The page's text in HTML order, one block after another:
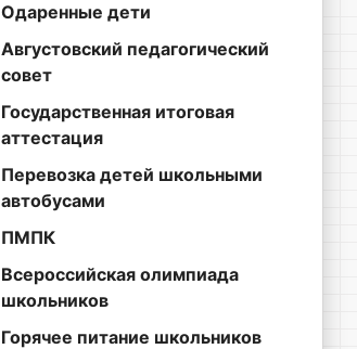
Одаренные дети
Августовский педагогический
совет
Государственная итоговая
аттестация
Перевозка детей школьными
автобусами
ПМПК
Всероссийская олимпиада
школьников
Горячее питание школьников